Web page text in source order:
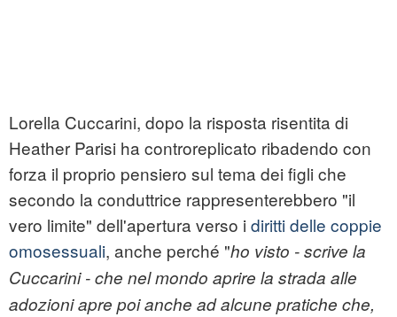
Lorella Cuccarini, dopo la risposta risentita di
Heather Parisi ha controreplicato ribadendo con
forza il proprio pensiero sul tema dei figli che
secondo la conduttrice rappresenterebbero "il
vero limite" dell'apertura verso i diritti delle coppie
omosessuali, anche perché "ho visto - scrive la
Cuccarini - che nel mondo aprire la strada alle
adozioni apre poi anche ad alcune pratiche che,